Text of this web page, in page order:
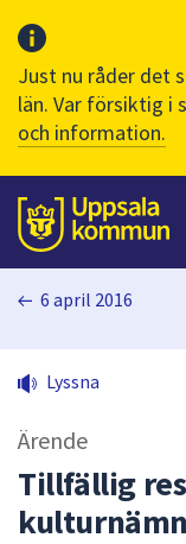
Just nu råder det
län. Var försiktig i
och information.
Till sidans
huvudinnehåll
6 april 2016
Lyssna
Ärende
Tillfällig